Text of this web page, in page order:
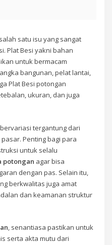
satu isu yang sangat
Plat Besi yakni bahan
untuk bermacam
bangunan, pelat lantai,
Plat Besi potongan
ukuran, dan juga
tergantung dari
Penting bagi para
untuk selalu
potongan agar bisa
dengan pas. Selain itu,
berkwalitas juga amat
dan keamanan struktur
, senantiasa pastikan untuk
serta akta mutu dari